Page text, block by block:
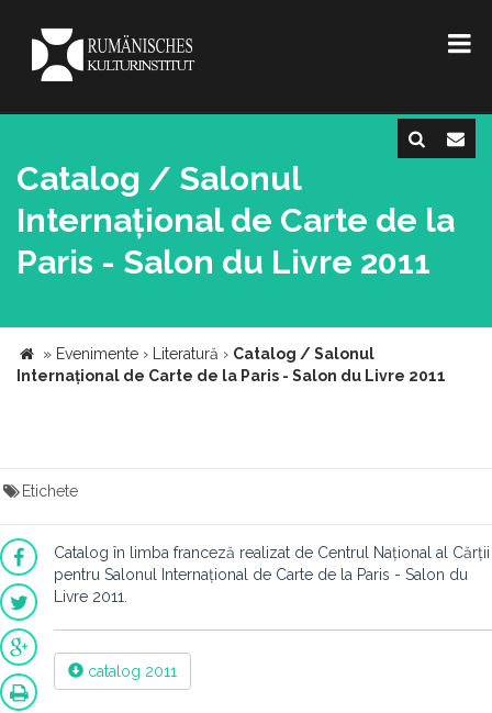
Catalog / Salonul
Internațional de Carte de la
Paris - Salon du Livre 2011
» Evenimente › Literatură › Catalog / Salonul
Internațional de Carte de la Paris - Salon du Livre 2011
Etichete
Catalog în limba franceză realizat de Centrul Național al Cărții
pentru Salonul Internațional de Carte de la Paris - Salon du
Livre 2011.
catalog 2011